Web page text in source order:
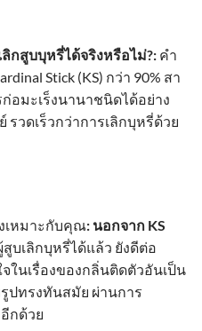
ลิกสูบบุหรี่ได้จริงหรือไม่?: คำ
Stick (KS) กว่า 90% สา
อมะเร็งนานาชนิดได้อย่าง
รวดเร็วกว่าการเลิกบุหรี่ด้วย
เหมาะกับคุณ: นอกจาก KS
บเลิกบุหรี่ได้แล้ว ยังดีต่อ
ในเรื่องของกลิ่นติดตัวอันเป็น
ทรงทันสมัย ผ่านการ
กด้วย